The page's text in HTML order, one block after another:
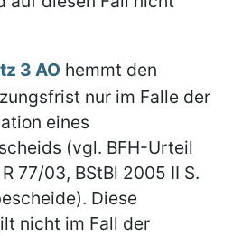
3 AO hemmt den
nur im Falle der
eines
(vgl. BFH-Urteil
77/03, BStBl 2005 II S.
Diese
nicht im Fall der